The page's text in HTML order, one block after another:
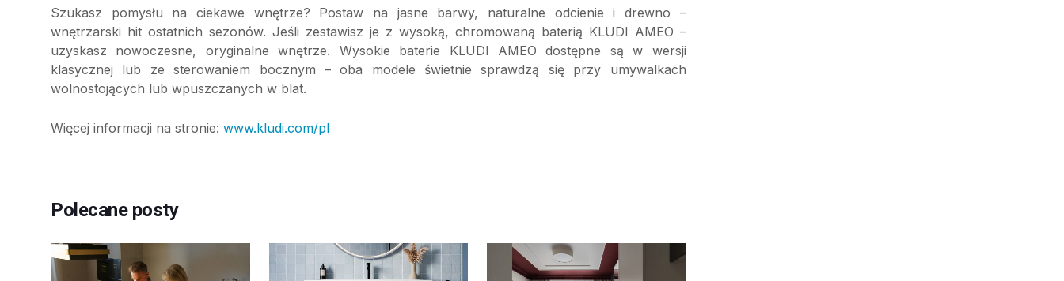
Szukasz pomysłu na ciekawe wnętrze? Postaw na jasne barwy, naturalne odcienie i drewno –
wnętrzarski hit ostatnich sezonów. Jeśli zestawisz je z wysoką, chromowaną baterią KLUDI AMEO –
uzyskasz nowoczesne, oryginalne wnętrze. Wysokie baterie KLUDI AMEO dostępne są w wersji
klasycznej lub ze sterowaniem bocznym – oba modele świetnie sprawdzą się przy umywalkach
wolnostojących lub wpuszczanych w blat.
Więcej informacji na stronie: www.kludi.com/pl
Polecane posty